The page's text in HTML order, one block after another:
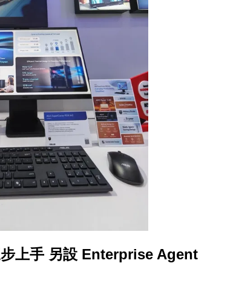
上手 另設 Enterprise Agent